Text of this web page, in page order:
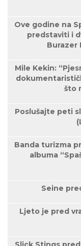
Ove godine na
predstaviti i
Burazer
Mile Kekin:
što
Poslušajte peti
Banda turizma
albuma
Seine
Ljeto je pred